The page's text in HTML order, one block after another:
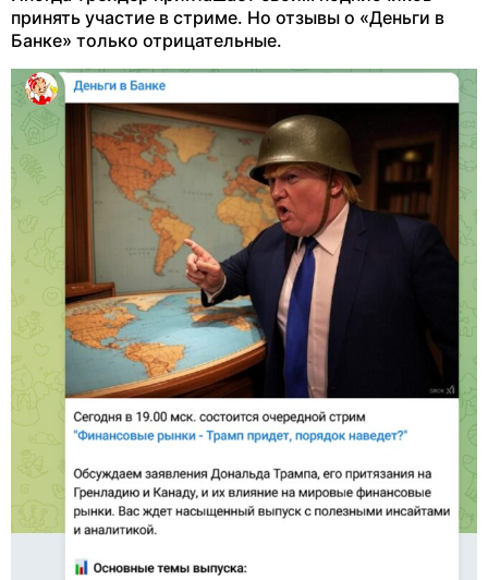
принять участие в стриме. Но отзывы о «Деньги в
Банке» только отрицательные.